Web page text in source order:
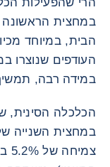
במחצית
הבית, במיוחד
העודפים
במידה רבה,
הכלכלה הסינית,